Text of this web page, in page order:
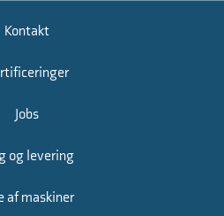
Kontakt
Jobs
og levering
af maskiner